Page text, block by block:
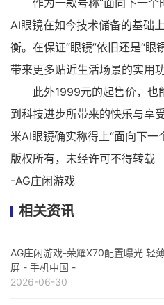
AI眼镜在如今技术储备的基础
衡。在保证“眼镜”依旧还是“眼
带来更多贴近生活场景的实用功
此外1999元的起售价，也
到科技进步所带来的快乐与享
米AI眼镜确实称得上“面向下一
版权所有，未经许可不得转载
-AG庄闲游戏
相关资讯
AG庄闲游戏-荣耀X70配置曝光 轻
屏 - 手机中国 -
2026-06-30